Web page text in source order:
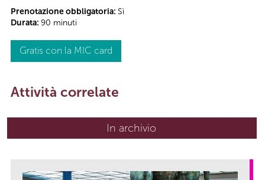
Prenotazione obbligatoria: Sì
Durata: 90 minuti
Gratis con la MIC card
Attività correlate
In archivio